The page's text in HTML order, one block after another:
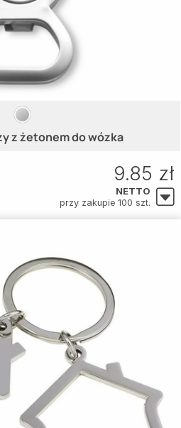
z żetonem do wózka
9.85 zł
NETTO
przy zakupie 100 szt.